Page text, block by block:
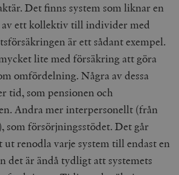
Det finns system som liknar en
av ett kollektiv till individer med
är ett sådant exempel.
lite med försäkring att göra
omfördelning. Några av dessa
tid, som pensionen och
Andra mer interpersonellt (från
som försörjningsstödet. Det går
renodla varje system till endast en
det är ändå tydligt att systemets